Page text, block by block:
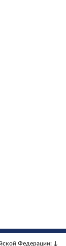
Федерации: ↓